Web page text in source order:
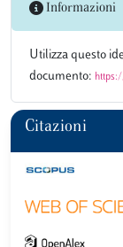
Informazioni
Utilizza questo
documento:
Citazioni